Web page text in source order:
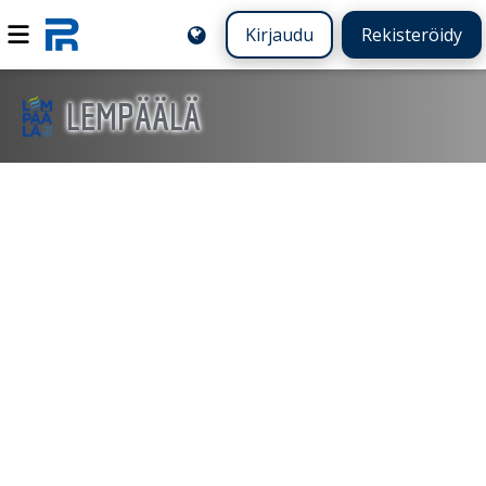
Kirjaudu Rekisteröidy
LEMPÄÄLÄ